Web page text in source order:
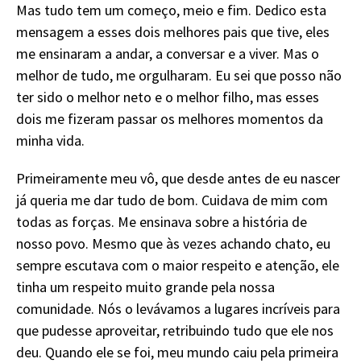
Mas tudo tem um começo, meio e fim. Dedico esta
mensagem a esses dois melhores pais que tive, eles
me ensinaram a andar, a conversar e a viver. Mas o
melhor de tudo, me orgulharam. Eu sei que posso não
ter sido o melhor neto e o melhor filho, mas esses
dois me fizeram passar os melhores momentos da
minha vida.
Primeiramente meu vô, que desde antes de eu nascer
já queria me dar tudo de bom. Cuidava de mim com
todas as forças. Me ensinava sobre a história de
nosso povo. Mesmo que às vezes achando chato, eu
sempre escutava com o maior respeito e atenção, ele
tinha um respeito muito grande pela nossa
comunidade. Nós o levávamos a lugares incríveis para
que pudesse aproveitar, retribuindo tudo que ele nos
deu. Quando ele se foi, meu mundo caiu pela primeira